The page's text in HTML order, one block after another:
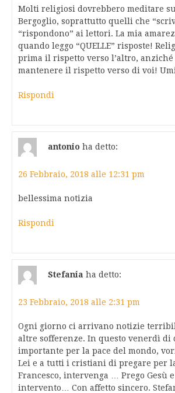
Molti religiosi dovrebbero meditare
Bergoglio, soprattutto quelli che
“rispondono” ai lettori. La mia
quando leggo “QUELLE” risposte!
prima il rispetto verso l’altro, anziché
mantenere il rispetto verso di voi!
Rispondi
antonio ha detto:
26 Febbraio, 2018 alle 12:31 pm
bellessima notizia
Rispondi
Stefania ha detto:
23 Febbraio, 2018 alle 2:31 pm
Ogni giorno ci arrivano notizie
altre sofferenze. In questo venerdì di
importante per la pace del mondo,
Lei e a tutti i cristiani di pregare per
Francesco, intervenga … Prego Gesù
intervento… Con affetto sincero.